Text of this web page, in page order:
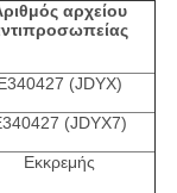
αρχείου
(JDYX)
(JDYX7)
Εκκρεμής